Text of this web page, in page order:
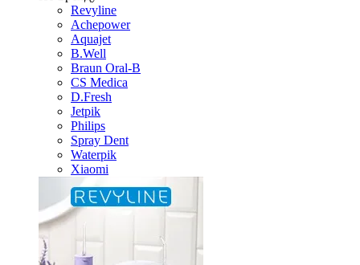
Revyline
Achepower
Aquajet
B.Well
Braun Oral-B
CS Medica
D.Fresh
Jetpik
Philips
Spray Dent
Waterpik
Xiaomi